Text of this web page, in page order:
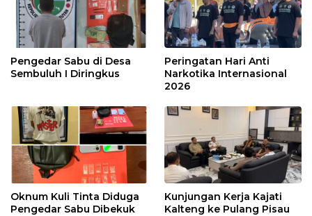
Pengedar Sabu di Desa
Sembuluh I Diringkus
Peringatan Hari Anti
Narkotika Internasional
2026
Oknum Kuli Tinta Diduga
Pengedar Sabu Dibekuk
Kunjungan Kerja Kajati
Kalteng ke Pulang Pisau